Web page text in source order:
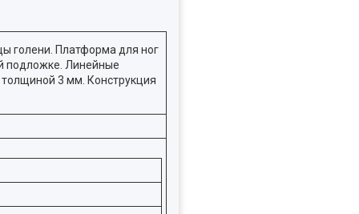
голени. Платформа для ног
подложке. Линейные
3 мм. Конструкция